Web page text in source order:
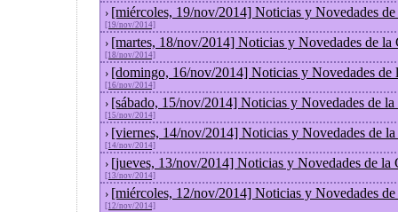
› [miércoles, 19/nov/2014] Noticias y Novedades
[19/nov/2014]
› [martes, 18/nov/2014] Noticias y Novedades de la
[18/nov/2014]
› [domingo, 16/nov/2014] Noticias y Novedades de
[16/nov/2014]
› [sábado, 15/nov/2014] Noticias y Novedades de
[15/nov/2014]
› [viernes, 14/nov/2014] Noticias y Novedades de
[14/nov/2014]
› [jueves, 13/nov/2014] Noticias y Novedades de la
[13/nov/2014]
› [miércoles, 12/nov/2014] Noticias y Novedades
[12/nov/2014]